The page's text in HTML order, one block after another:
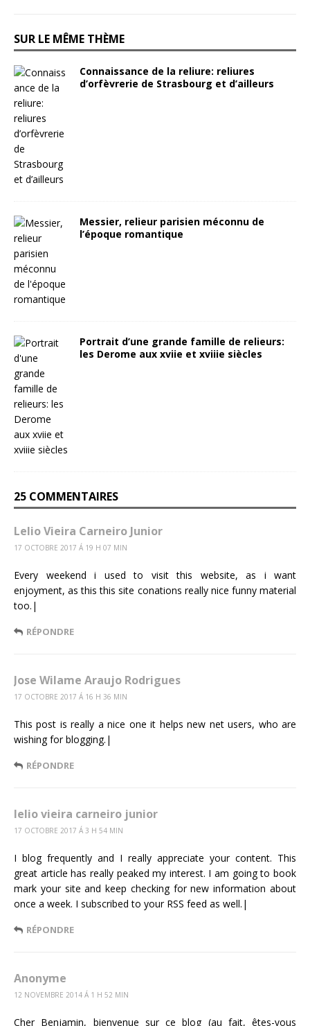
SUR LE MÊME THÈME
Connaissance de la reliure: reliures
d’orfèvrerie de Strasbourg et d’ailleurs
Messier, relieur parisien méconnu de
l’époque romantique
Portrait d’une grande famille de relieurs:
les Derome aux xviie et xviiie siècles
25 COMMENTAIRES
Lelio Vieira Carneiro Junior
17 OCTOBRE 2017 Á 19 H 07 MIN
Every weekend i used to visit this website, as i want
enjoyment, as this this site conations really nice funny material
too.|
RÉPONDRE
Jose Wilame Araujo Rodrigues
17 OCTOBRE 2017 Á 16 H 36 MIN
This post is really a nice one it helps new net users, who are
wishing for blogging.|
RÉPONDRE
lelio vieira carneiro junior
17 OCTOBRE 2017 Á 3 H 54 MIN
I blog frequently and I really appreciate your content. This
great article has really peaked my interest. I am going to book
mark your site and keep checking for new information about
once a week. I subscribed to your RSS feed as well.|
RÉPONDRE
Anonyme
12 NOVEMBRE 2014 Á 1 H 52 MIN
Cher Benjamin, bienvenue sur ce blog (au fait, êtes-vous